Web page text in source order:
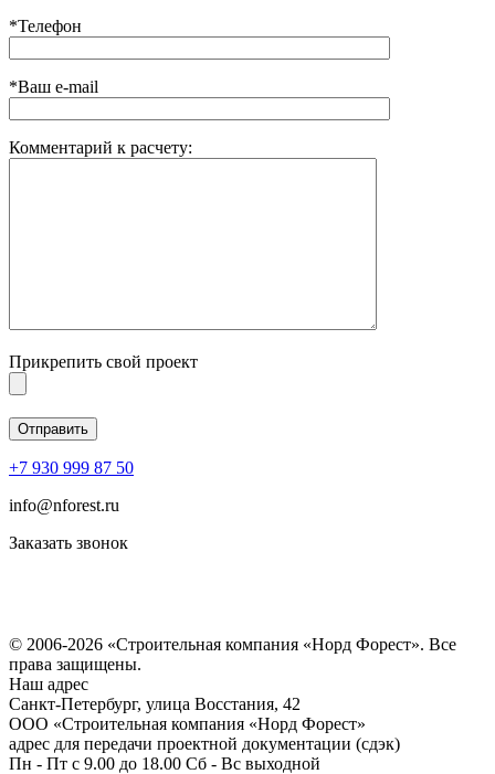
*Телефон
*Ваш e-mail
Комментарий к расчету:
Прикрепить свой проект
+7 930 999 87 50
info@nforest.ru
Заказать звонок
© 2006-2026 «Строительная компания «Норд Форест». Все
права защищены.
Наш адрес
​Санкт-Петербург, улица Восстания, 42
ООО «Строительная компания «Норд Форест»
адрес для передачи проектной документации (сдэк)
Пн - Пт с 9.00 до 18.00 Сб - Вс выходной